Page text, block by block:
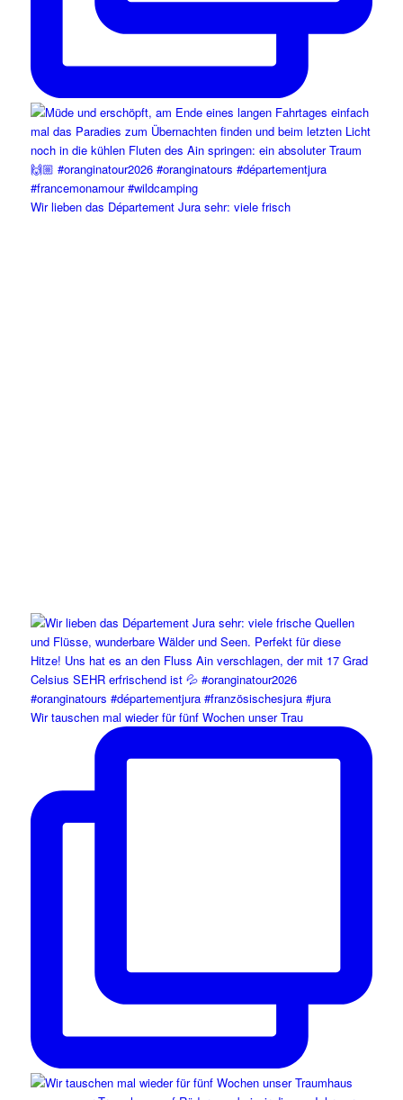
Wir lieben das Département Jura sehr: viele frisch
Wir tauschen mal wieder für fünf Wochen unser Trau